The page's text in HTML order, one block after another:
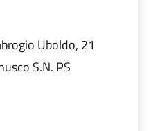
Uboldo, 21
S.N. PS